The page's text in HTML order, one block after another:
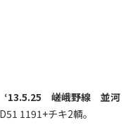
‘13.5.25 嵯峨野線 並河
1191+チキ2輌。